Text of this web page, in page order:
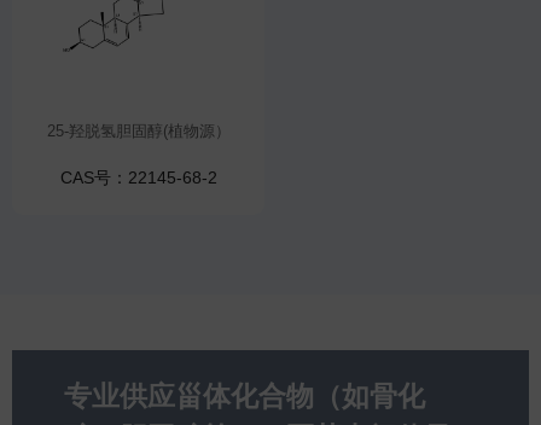
25-羟脱氢胆固醇(植物源）
CAS号：22145-68-2
专业供应甾体化合物（如骨化